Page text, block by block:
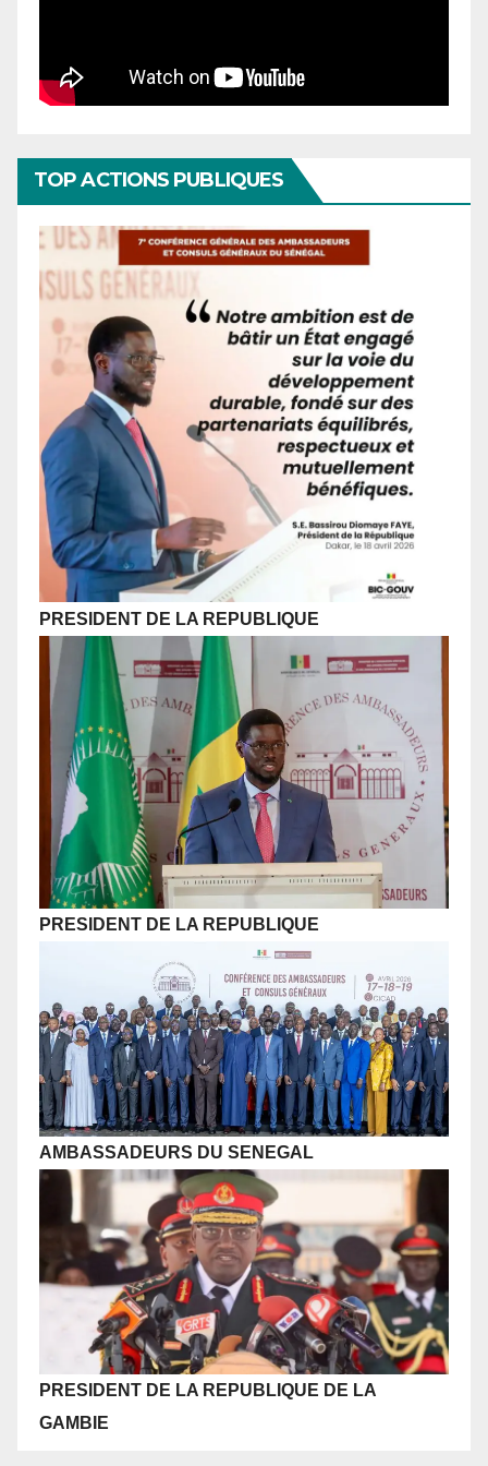
TOP ACTIONS PUBLIQUES
PRESIDENT DE LA REPUBLIQUE
PRESIDENT DE LA REPUBLIQUE
AMBASSADEURS DU SENEGAL
PRESIDENT DE LA REPUBLIQUE DE LA
GAMBIE